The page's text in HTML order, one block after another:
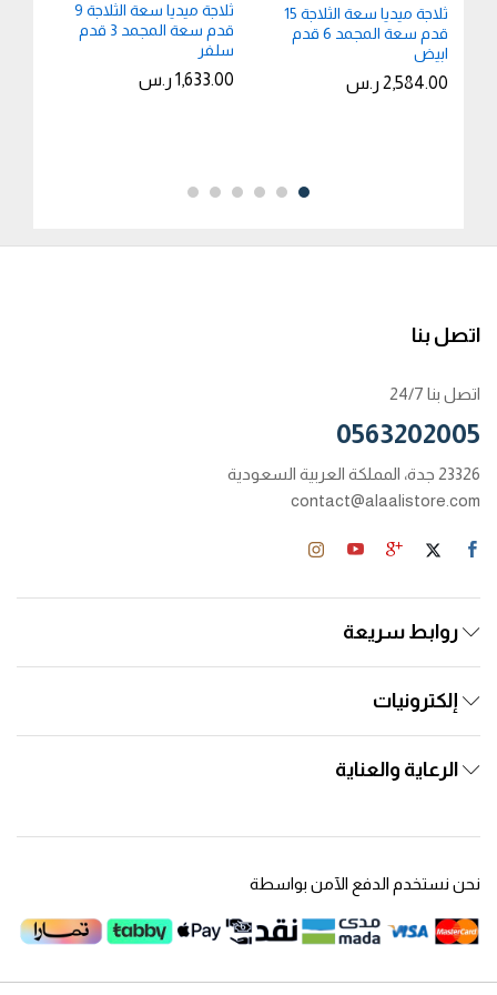
ثلاجة ميديا سعة الثلاجة 15
قدم سعة المجمد 6 قدم
ابيض
2,584.00ر.س
ثلاجة ميديا سعة الثلاجة 9
قدم سعة المجمد 3 قدم
سلفر
1,633.00ر.س
قدم سعة المجمد 6 قدم
استيل
2,584.00
قدم سعة المجمد 4.1 قدم
استيل
2,222.00
اتصل بنا
اتصل بنا 24/7
0563202005
23326 جدة، المملكة العربية السعودية
contact@alaalistore.com
روابط سريعة
إلكترونيات
الرعاية والعناية
نحن نستخدم الدفع الآمن بواسطة